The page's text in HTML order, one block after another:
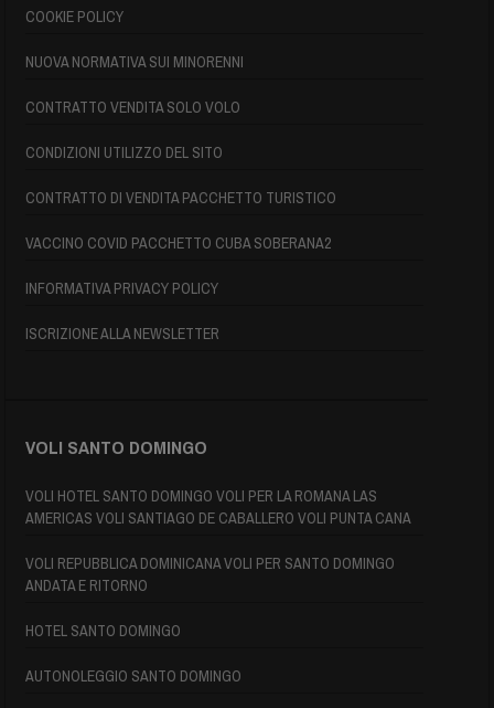
COOKIE POLICY
NUOVA NORMATIVA SUI MINORENNI
CONTRATTO VENDITA SOLO VOLO
CONDIZIONI UTILIZZO DEL SITO
CONTRATTO DI VENDITA PACCHETTO TURISTICO
VACCINO COVID PACCHETTO CUBA SOBERANA2
INFORMATIVA PRIVACY POLICY
ISCRIZIONE ALLA NEWSLETTER
VOLI SANTO DOMINGO
VOLI HOTEL SANTO DOMINGO VOLI PER LA ROMANA LAS
AMERICAS VOLI SANTIAGO DE CABALLERO VOLI PUNTA CANA
VOLI REPUBBLICA DOMINICANA VOLI PER SANTO DOMINGO
ANDATA E RITORNO
HOTEL SANTO DOMINGO
AUTONOLEGGIO SANTO DOMINGO